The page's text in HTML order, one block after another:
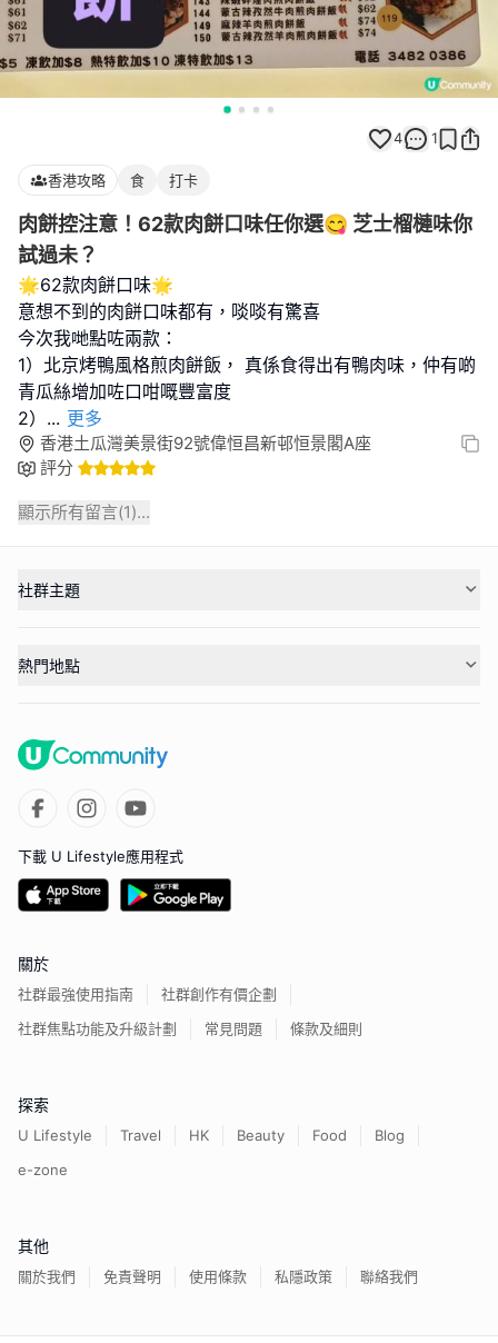
4 1
香港攻略 食 打卡
肉餅控注意！62款肉餅口味任你選😋 芝士榴槤味你
試過未？
🌟62款肉餅口味🌟
意想不到的肉餅口味都有，啖啖有驚喜
今次我哋點咗兩款：
1）北京烤鴨風格煎肉餅飯， 真係食得出有鴨肉味，仲有啲
青瓜絲增加咗口咁嘅豐富度
2） ... 更多
香港土瓜灣美景街92號偉恒昌新邨恒景閣A座
評分
顯示所有留言(1)...
社群主題
熱門地點
下載 U Lifestyle應用程式
關於
社群最強使用指南
社群創作有價企劃
社群焦點功能及升級計劃
常見問題 條款及細則
探索
U Lifestyle Travel HK Beauty Food
Blog
e-zone
其他
關於我們 免責聲明 使用條款 私隱政策 聯絡我們